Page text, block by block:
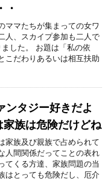
・
ママたちが集まっての女ワ
人、スカイプ参加も二人で
した。 お題は「私の依
こだわりあるいは相互扶助
ンタジー好きだよ
族は危険だけどね
家族及び親族で占められて
人間関係だってことの表れ
てくる方達、家族問題の当
はとっても危険だし、厄介